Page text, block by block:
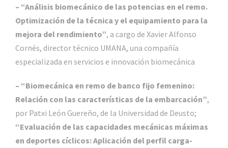
– “Análisis biomecánico de las potencias en el remo.
Optimización de la técnica y el equipamiento para la
mejora del rendimiento”, a cargo de Xavier Alfonso
Cornés, director técnico UMANA, una compañía
especializada en servicios e innovación biomecánica
– “Biomecánica en remo de banco fijo femenino:
Relación con las características de la embarcación”,
por Patxi León Guereño, de la Universidad de Deusto;
“Evaluación de las capacidades mecánicas máximas
en deportes cíclicos: Aplicación del perfil carga-